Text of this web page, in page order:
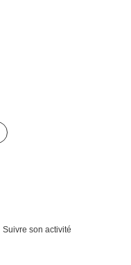
Suivre son activité